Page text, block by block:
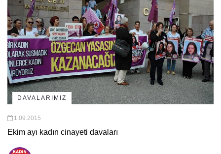
DAVALARIMIZ
1.09.2015
Ekim ayı kadın cinayeti davaları